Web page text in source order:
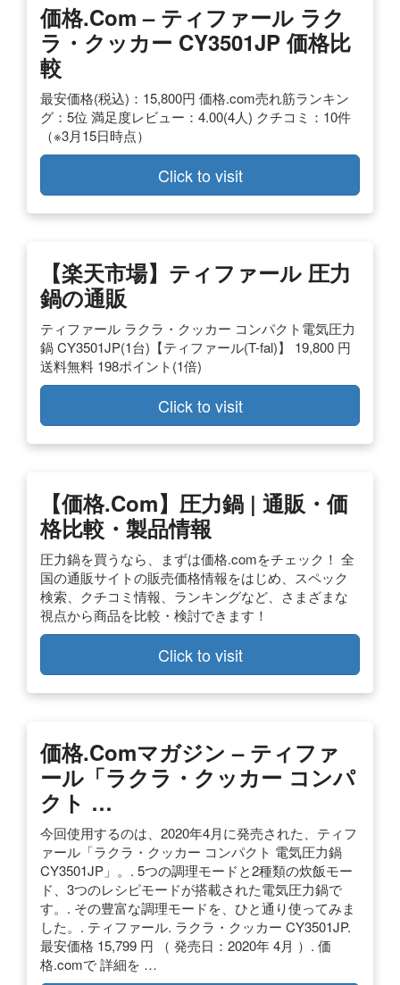
価格.com – ティファール ラク
ラ・クッカー CY3501JP 価格比
較
最安価格(税込)：15,800円 価格.com売れ筋ランキン
グ：5位 満足度レビュー：4.00(4人) クチコミ：10件
（※3月15日時点）
Click to visit
【楽天市場】ティファール 圧力
鍋の通販
ティファール ラクラ・クッカー コンパクト電気圧力
鍋 CY3501JP(1台)【ティファール(T-fal)】 19,800 円
送料無料 198ポイント(1倍)
Click to visit
【価格.com】圧力鍋 | 通販・価
格比較・製品情報
圧力鍋を買うなら、まずは価格.comをチェック！ 全
国の通販サイトの販売価格情報をはじめ、スペック
検索、クチコミ情報、ランキングなど、さまざまな
視点から商品を比較・検討できます！
Click to visit
価格.comマガジン – ティファ
ール「ラクラ・クッカー コンパ
クト …
今回使用するのは、2020年4月に発売された、ティフ
ァール「ラクラ・クッカー コンパクト 電気圧力鍋
CY3501JP」。. 5つの調理モードと2種類の炊飯モー
ド、3つのレシピモードが搭載された電気圧力鍋で
す。. その豊富な調理モードを、ひと通り使ってみま
した。. ティファール. ラクラ・クッカー CY3501JP.
最安価格 15,799 円 （ 発売日：2020年 4月 ）. 価
格.comで 詳細を …